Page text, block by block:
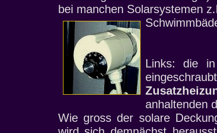
bei manchen Solarsystemen
Links: die
anhaltenden
Wie gross der solare